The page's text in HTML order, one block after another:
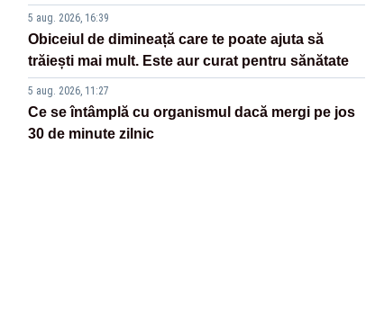
5 aug. 2026, 16:39
Obiceiul de dimineață care te poate ajuta să
trăiești mai mult. Este aur curat pentru sănătate
5 aug. 2026, 11:27
Ce se întâmplă cu organismul dacă mergi pe jos
30 de minute zilnic